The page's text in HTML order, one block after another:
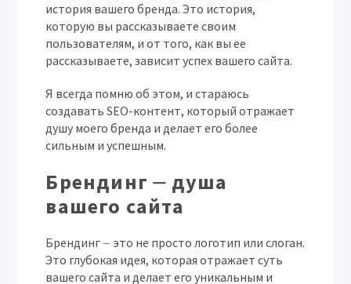
история вашего бренда. Это история,
которую вы рассказываете своим
пользователям, и от того, как вы ее
рассказываете, зависит успех вашего сайта.
Я всегда помню об этом, и стараюсь
создавать SEO-контент, который отражает
душу моего бренда и делает его более
сильным и успешным.
Брендинг ⏤ душа
вашего сайта
Брендинг ⏤ это не просто логотип или слоган.
Это глубокая идея, которая отражает суть
вашего сайта и делает его уникальным и